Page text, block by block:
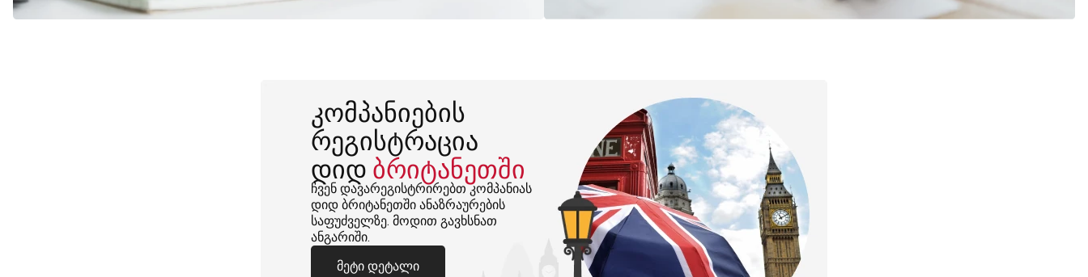
კომპანიების
რეგისტრაცია
დიდბრიტანეთში
ჩვენ დავარეგისტრირებთ კომპანიას
დიდ ბრიტანეთში ანაზრაურების
საფუძველზე. მოდით გავხსნათ
ანგარიში.
მეტი დეტალი